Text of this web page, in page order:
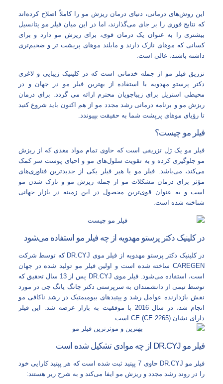
این روش‌های درمانی، دنیای درمان ریزش مو را کاملاً اصلاح کرده‌اند
که نتایج فوری را بر جای می‌گذارند، اما در این میان فیلر مو پتانسیل
بیشتری را به عنوان یک درمان قوی، برای ریزش مو دارد و برای
کسانی که موهای نازک دارند و مایلند موهای پرپشت تر و ضخیم‌تری
داشته باشند، عالی است.
تزریق فیلر مو از جمله خدماتی است که در کلینیک زیبایی و لاغری
دکتر پرستو مهدویه با استفاده از بهترین فیلر مو در جهان و در
محیطی استریل برای زیباجویان محترم ارائه می گردد. برای درمان
ریزش مو و برنامه درمانی رشد مجدد مو از هم اکنون باید شروع کنید
تا رؤیای موهای پرپشت شما به حقیقت بپیوندد.
فیلر مو چیست؟
فیلر مو یک ژل تزریقی است که حاوی تمام مواد مغذی که از ریزش
مو جلوگیری کرده و به تقویت سلول‌های مو و احیای پوست سر کمک
می‌کند، می‌باشد. فیلر مو یا هیر فیلر یکی از جدیدترین فناوری‌های
مؤثر برای درمان مشکلات مو از جمله ریزش مو و نازک شدن مو
است و به عنوان قوی‌ترین محصول در این زمینه در بازار جهانی
شناخته شده است.
در کلینیک دکتر پرستو مهدویه از چه فیلر مو استفاده می‌شود
در کلینیک دکتر پرستو مهدویه از فیلر موی DR.CYJ که توسط شرکت
CAREGEN ساخته شده است و اولین فیلر مو تولید شده در جهان
است، استفاده می‌شود. فیلر موی DR.CYJ پس از 13 سال تحقیق که
توسط تیمی از دانشمندان به سرپرستی دکتر چانگ یانگ جی در مورد
نقش بازدارنده عوامل رشد و پپتیدهای بیومیمتیک در رشد ناکافی مو
انجام شد، در سال 2016 با موفقیت به بازار عرضه شد. این فیلر
دارای نشان CE (CE 2265) است.
فیلر مو DR.CYJ از چه موادی تشکیل شده است
فیلر مو DR.CYJ حاوی 7 پپتید ثبت شده است که هر پپتید کارایی خود
را در روند رشد مجدد و ریزش مو ایفا می‌کند و به شرح زیر هستند: